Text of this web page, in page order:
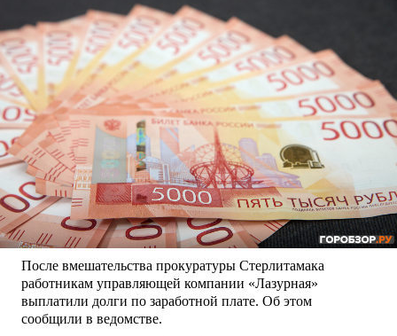
После вмешательства прокуратуры Стерлитамака
работникам управляющей компании «Лазурная»
выплатили долги по заработной плате. Об этом
сообщили в ведомстве.